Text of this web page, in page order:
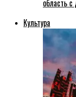
область
Культура